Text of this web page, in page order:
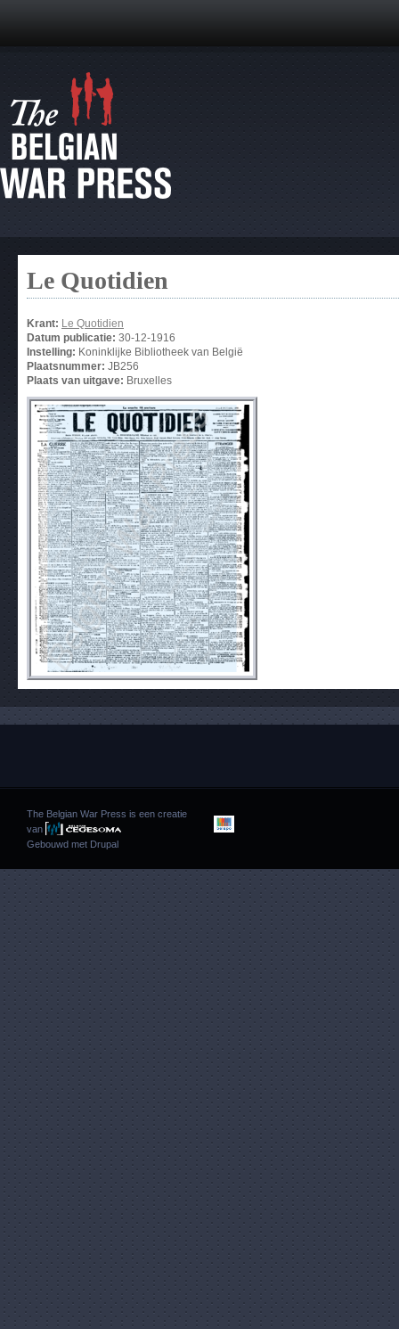
Le Quotidien
Krant: Le Quotidien
Datum publicatie: 30-12-1916
Instelling: Koninklijke Bibliotheek van België
Plaatsnummer: JB256
Plaats van uitgave: Bruxelles
The Belgian War Press is een creatie
van
Gebouwd met Drupal